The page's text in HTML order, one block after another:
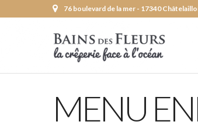
76 boulevard de la mer - 17340
MENU